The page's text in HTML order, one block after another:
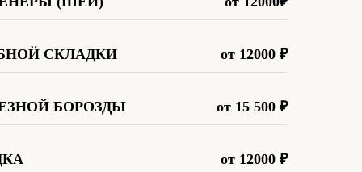
СКЛАДКИ от 12000 ₽
БОРОЗДЫ от 15 500 ₽
от 12000 ₽